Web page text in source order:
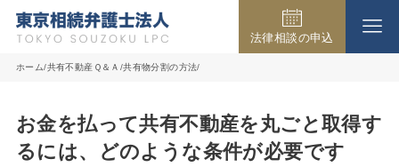
事務所の紹介
取扱業務
法律相談の申込
ホーム 共有不動産Ｑ＆Ａ 共有物分割の方法
お金を払って共有不動産を丸ごと取得す
るには、どのような条件が必要です